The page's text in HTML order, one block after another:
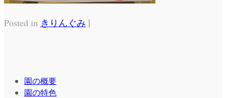
Posted in きりんぐみ |
園の概要
園の特色